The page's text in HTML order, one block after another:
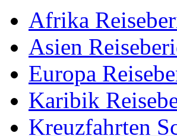
Afrika
Asien
Europa
Karibik
Kreuzfahrten